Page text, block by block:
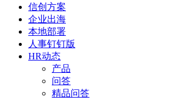
信创方案
企业出海
本地部署
人事钉钉版
HR动态
产品
问答
精品问答